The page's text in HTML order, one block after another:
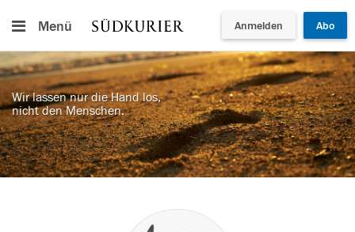
Menü Anmelden Abo
Wir lassen nur die Hand los,
nicht den Menschen.